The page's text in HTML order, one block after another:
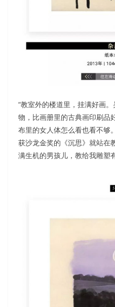
“教室外的楼道里，挂满好画
物，比画册里的古典画印刷品
布里的女人体怎么看也看不够
获沙龙金奖的《沉思》就站在
满生机的男孩儿，教给我雕塑